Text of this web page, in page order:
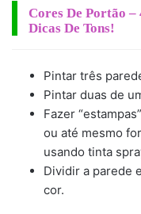
Cores De Portão
Dicas De Tons!
Pintar três
Pintar duas de
Fazer
ou até mesmo
usando tinta
Dividir a parede
cor.